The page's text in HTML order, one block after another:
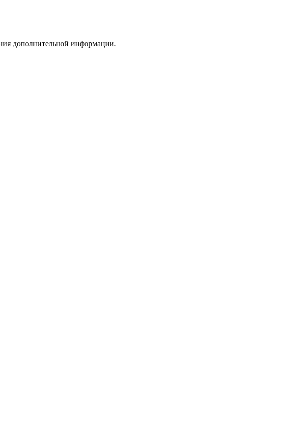
дополнительной информации.